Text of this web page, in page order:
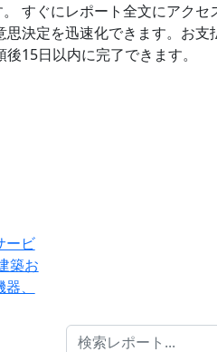
すぐにレポート全文にアクセ
決定を迅速化できます。お支
15日以内に完了できます。
ービ
築お
、